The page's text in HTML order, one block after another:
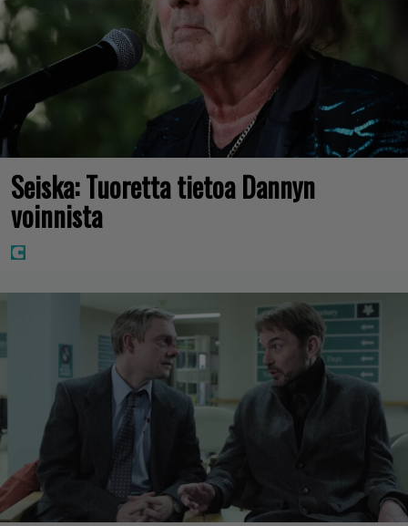
Seiska: Tuoretta tietoa Dannyn
voinnista